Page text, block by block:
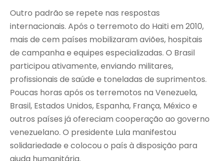
Outro padrão se repete nas respostas
internacionais. Após o terremoto do Haiti em 2010,
mais de cem países mobilizaram aviões, hospitais
de campanha e equipes especializadas. O Brasil
participou ativamente, enviando militares,
profissionais de saúde e toneladas de suprimentos.
Poucas horas após os terremotos na Venezuela,
Brasil, Estados Unidos, Espanha, França, México e
outros países já ofereciam cooperação ao governo
venezuelano. O presidente Lula manifestou
solidariedade e colocou o país à disposição para